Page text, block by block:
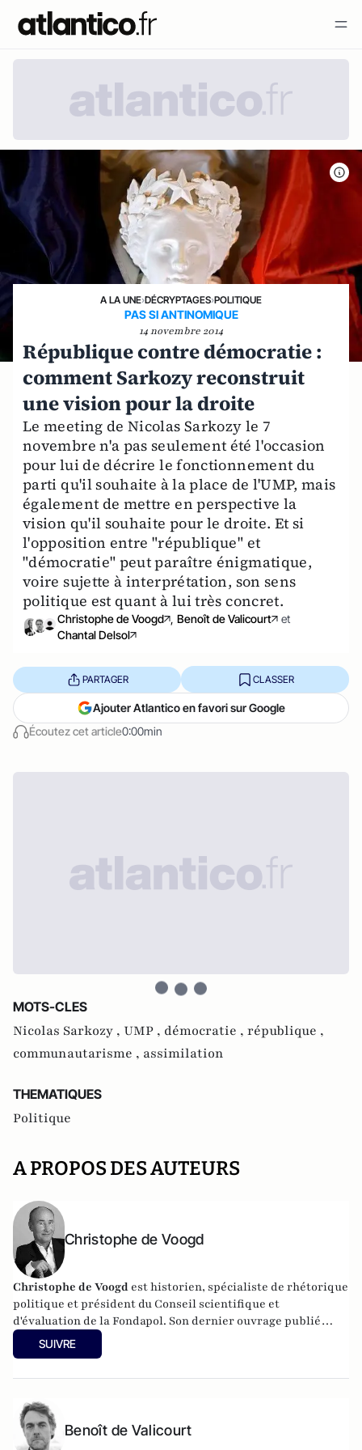
A LA UNE›DÉCRYPTAGES›POLITIQUE
PAS SI ANTINOMIQUE
14 novembre 2014
République contre démocratie :
comment Sarkozy reconstruit
une vision pour la droite
Le meeting de Nicolas Sarkozy le 7
novembre n'a pas seulement été l'occasion
pour lui de décrire le fonctionnement du
parti qu'il souhaite à la place de l'UMP, mais
également de mettre en perspective la
vision qu'il souhaite pour le droite. Et si
l'opposition entre "république" et
"démocratie" peut paraître énigmatique,
voire sujette à interprétation, son sens
politique est quant à lui très concret.
Christophe de Voogd , Benoît de Valicourt
et
Chantal Delsol
Écoutez cet article0:00min
PARTAGER CLASSER
Ajouter Atlantico en favori sur Google
MOTS-CLES
Nicolas Sarkozy , UMP , démocratie , république ,
communautarisme , assimilation
THEMATIQUES
Politique
A PROPOS DES AUTEURS
Christophe de Voogd
Christophe de Voogd est historien, spécialiste de rhétorique
politique et président du Conseil scientifique et
d'évaluation de la Fondapol. Son dernier ouvrage publié
est
Victoire populiste aux Pays-Bas, spécificité nationale ou
paradigme européen
SUIVRE
Benoît de Valicourt